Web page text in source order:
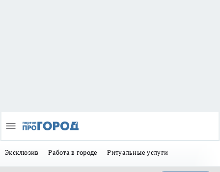
Эксклюзив Работа в городе Ритуальные услуги